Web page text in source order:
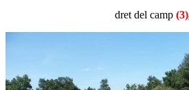
dret del camp